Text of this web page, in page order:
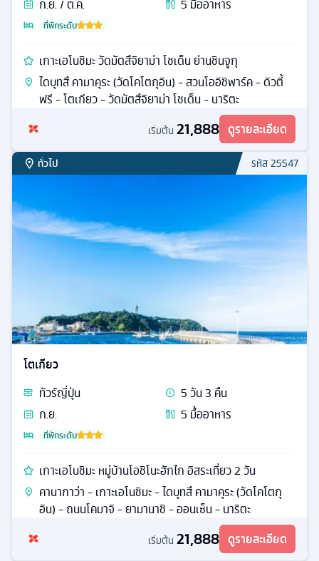
ก.ย. / ต.ค. 5 มื้ออาหาร
ที่พักระดับ
เกาะเอโนชิมะ วัดมัตสึจิยาม่า โชเด็น ย่านชินจูกุ
ไดบุทสึ คามาคุระ (วัดโคโตกุอิน) - สวนโออิชิพาร์ค - ดิวตี้
ฟรี - โตเกียว - วัดมัตสึจิยาม่า โชเด็น - นาริตะ
เริ่มต้น 21,888 ดูรายละเอียด
ทั่วไป รหัส25547
โตเกียว
ทัวร์ญี่ปุ่น 5วัน3 คืน
ก.ย.
5 มื้ออาหาร
ที่พักระดับ
เกาะเอโนชิมะ หมู่บ้านโอชิโนะฮักไก อิสระเที่ยว 2 วัน
คานากาว่า - เกาะเอโนชิมะ - ไดบุทสึ คามาคุระ (วัดโคโตกุ
อิน) - ถนนโคมาจิ - ยามานาชิ - ออนเซ็น - นาริตะ
เริ่มต้น 21,888 ดูรายละเอียด